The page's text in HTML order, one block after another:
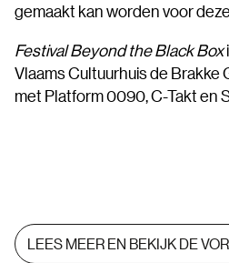
gemaakt kan worden voor
Festival Beyond the Black Box
Vlaams Cultuurhuis de Brakke
met Platform 0090, C-Takt en
LEES MEER EN BEKIJK DE